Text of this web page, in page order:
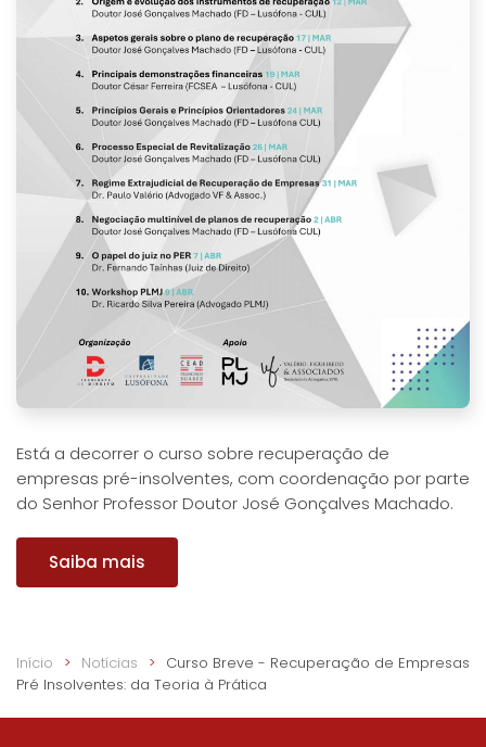
Está a decorrer o curso sobre recuperação de
empresas pré-insolventes, com coordenação por parte
do Senhor Professor Doutor José Gonçalves Machado.
Saiba mais
Início Notícias
Curso Breve - Recuperação de Empresas
Pré Insolventes: da Teoria à Prática